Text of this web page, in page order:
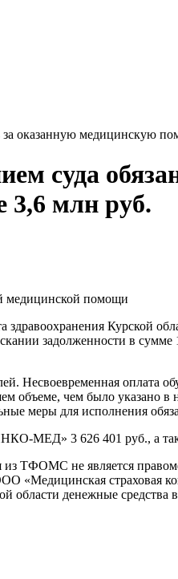
оказанную медицинскую
3,6 млн руб.
медицинской помощи
Курской
задолженности в
Несвоевременная оплата
чем было указано в
меры для исполнения
МЕД» 3 626 401 руб., а
из ТФОМС не является
«Медицинская
денежные средства